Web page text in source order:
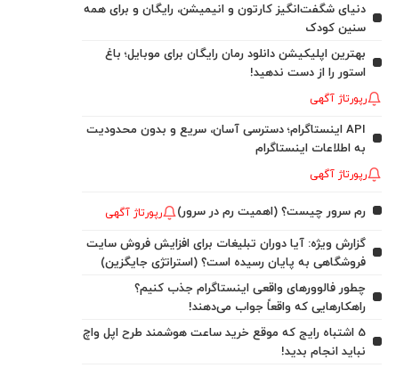
دنیای شگفت‌انگیز کارتون و انیمیشن، رایگان و برای همه
سنین کودک
بهترین اپلیکیشن دانلود رمان رایگان برای موبایل؛ باغ
استور را از دست ندهید!
رپورتاژ آگهی
API اینستاگرام؛ دسترسی آسان، سریع و بدون محدودیت
به اطلاعات اینستاگرام
رپورتاژ آگهی
رم سرور چیست؟ (اهمیت رم در سرور) رپورتاژ آگهی
گزارش ویژه: آیا دوران تبلیغات برای افزایش فروش سایت
فروشگاهی به پایان رسیده است؟ (استراتژی جایگزین)
چطور فالوورهای واقعی اینستاگرام جذب کنیم؟
راهکارهایی که واقعاً جواب می‌دهند!
5 اشتباه رایج که موقع خرید ساعت هوشمند طرح اپل واچ
نباید انجام بدید!